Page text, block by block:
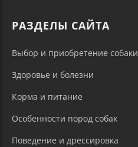
РАЗДЕЛЫ САЙТА
Выбор и приобретение собаки
Здоровье и болезни
Корма и питание
Особенности пород собак
Поведение и дрессировка